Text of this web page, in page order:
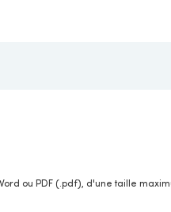
ou PDF (.pdf), d'une taille